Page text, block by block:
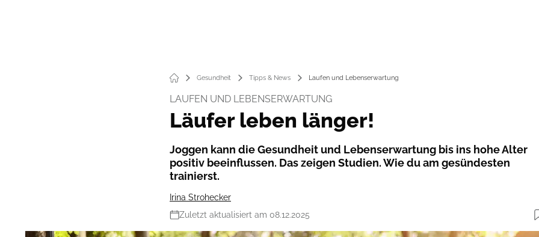
Gesundheit Tipps & News Laufen und Lebenserwartung
LAUFEN UND LEBENSERWARTUNG
Läufer leben länger!
Joggen kann die Gesundheit und Lebenserwartung bis ins hohe Alter
positiv beeinflussen. Das zeigen Studien. Wie du am gesündesten
trainierst.
Irina Strohecker
Zuletzt aktualisiert am 08.12.2025